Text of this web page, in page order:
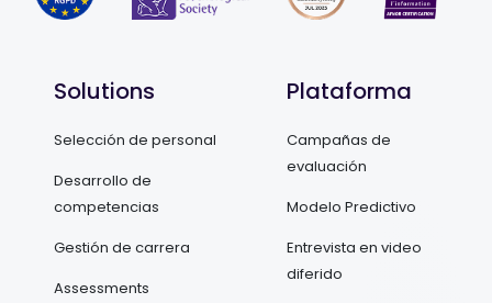
Solutions
Selección de personal
Desarrollo de
competencias
Gestión de carrera
Assessments
Plataforma
Campañas de
evaluación
Modelo Predictivo
Entrevista en video
diferido